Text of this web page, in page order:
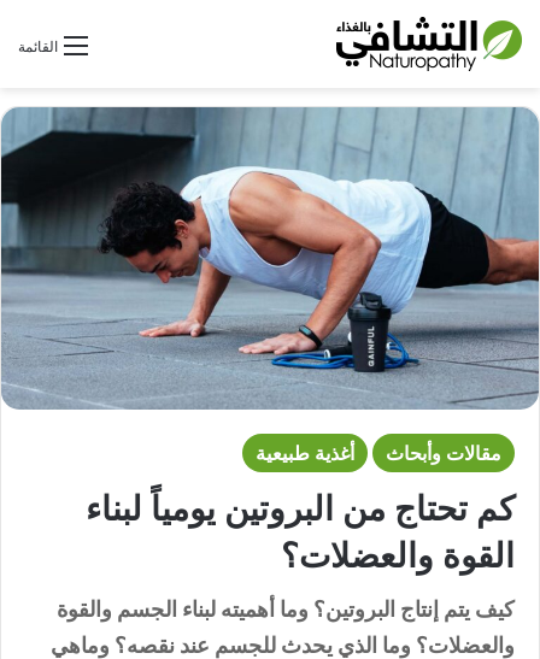
القائمةبحث عن
مقالات وأبحاث أغذية طبيعية
كم تحتاج من البروتين يومياً لبناء
القوة والعضلات؟
كيف يتم إنتاج البروتين؟ وما أهميته لبناء الجسم والقوة
والعضلات؟ وما الذي يحدث للجسم عند نقصه؟ وماهي